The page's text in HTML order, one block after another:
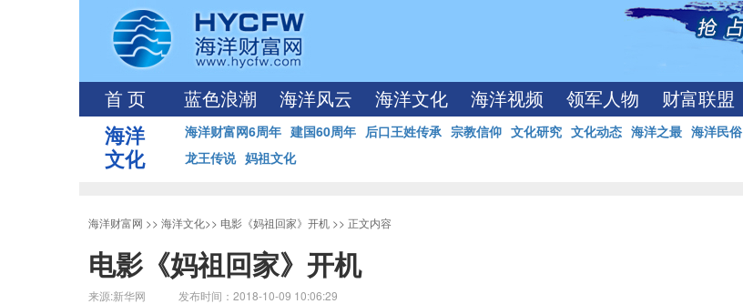
首 页 蓝色浪潮 海洋风云 海洋文化 海洋视频 领军人物 财富联盟
海洋
文化
海洋财富网6周年 建国60周年 后口王姓传承 宗教信仰 文化研究 文化动态 海洋之最 海洋民俗
龙王传说 妈祖文化
海洋财富网 >> 海洋文化>> 电影《妈祖回家》开机 >> 正文内容
电影《妈祖回家》开机
来源:新华网 发布时间：2018-10-09 10:06:29